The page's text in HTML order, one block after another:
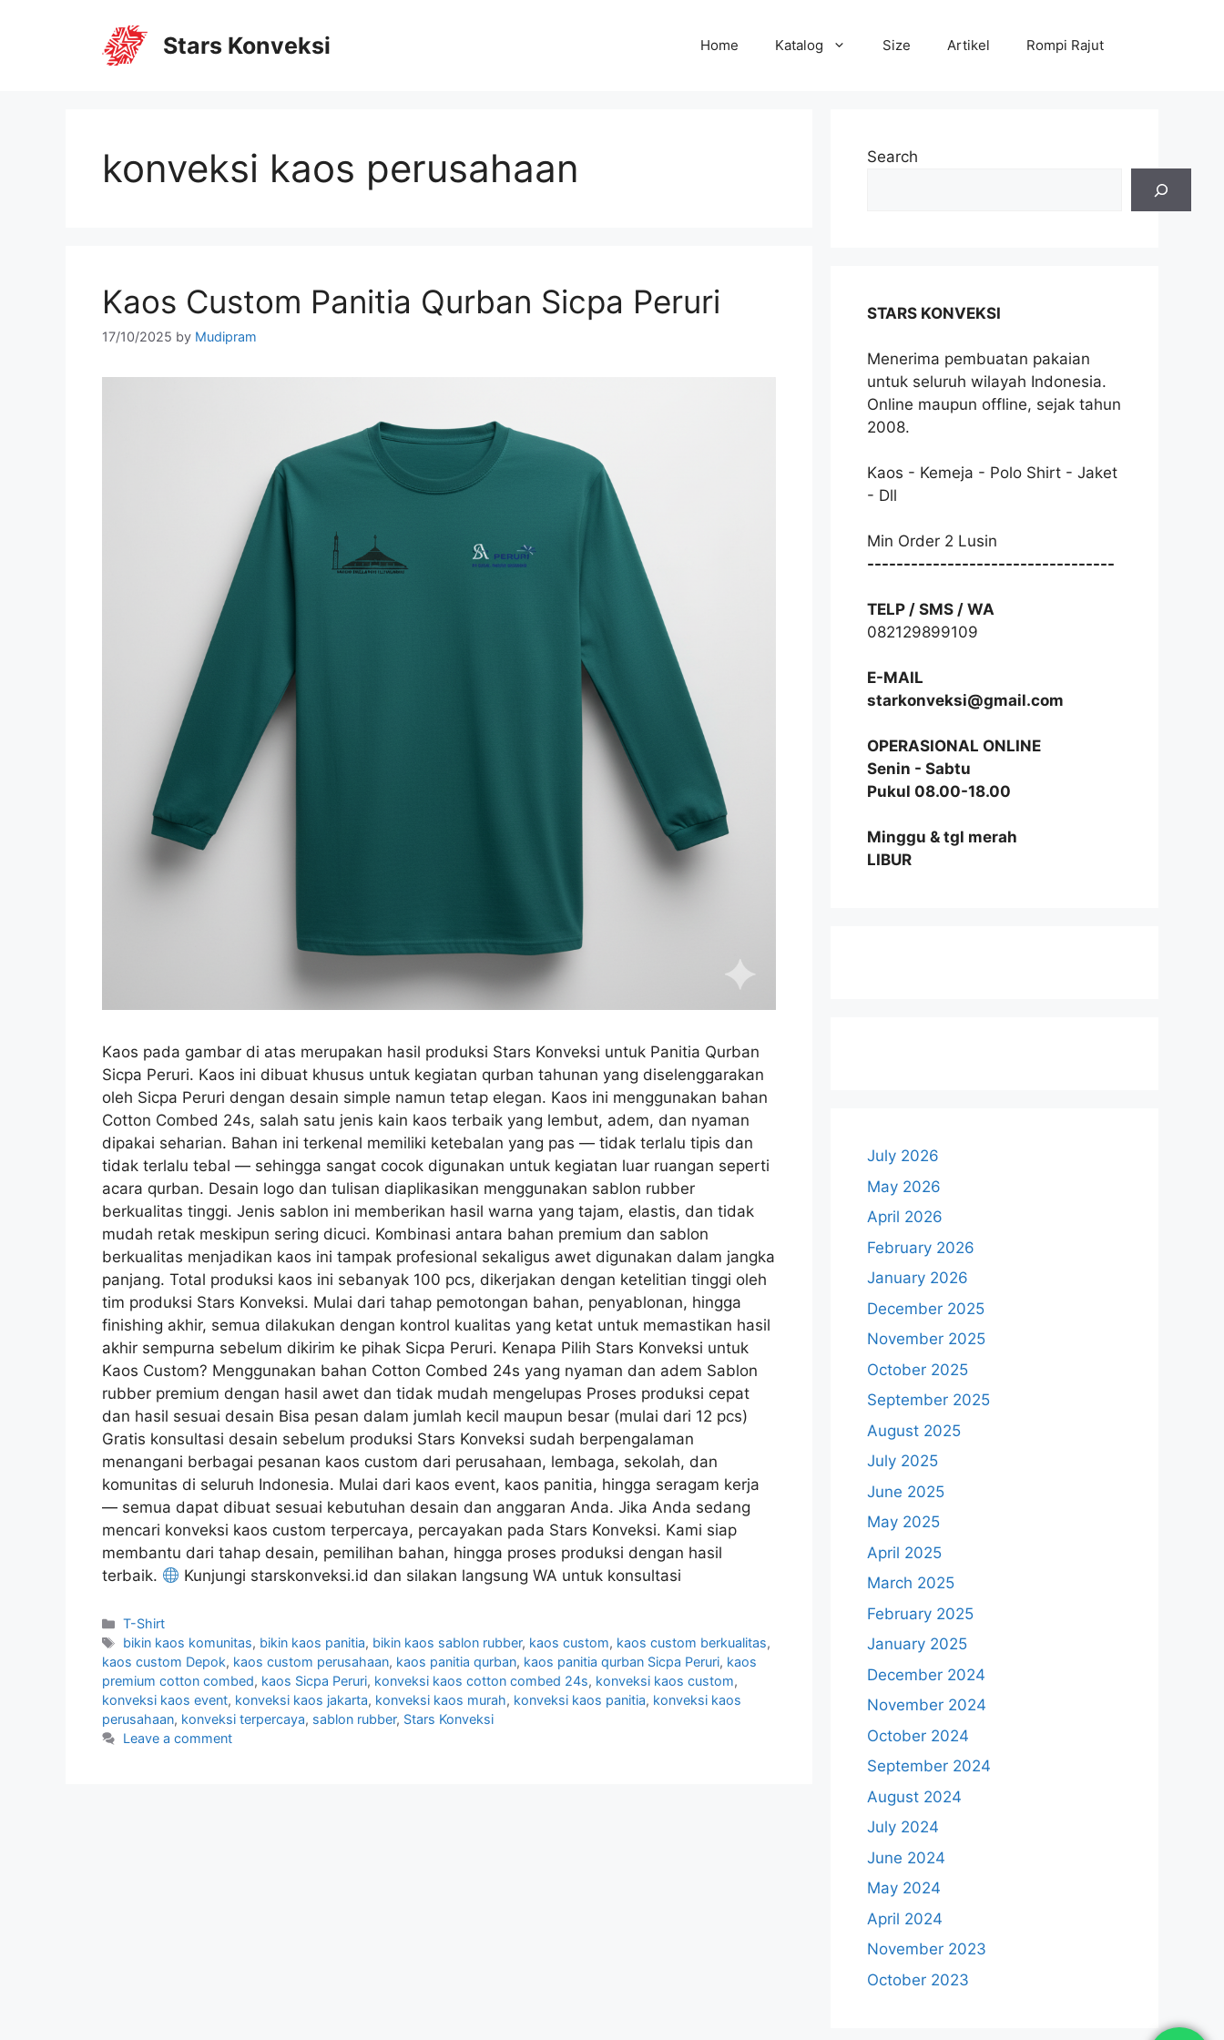
Stars Konveksi Home Katalog Size Artikel Rompi Rajut
konveksi kaos perusahaan
Kaos Custom Panitia Qurban Sicpa Peruri
17/10/2025 by Mudipram
Kaos pada gambar di atas merupakan hasil produksi Stars Konveksi untuk Panitia Qurban
Sicpa Peruri. Kaos ini dibuat khusus untuk kegiatan qurban tahunan yang diselenggarakan
oleh Sicpa Peruri dengan desain simple namun tetap elegan. Kaos ini menggunakan bahan
Cotton Combed 24s, salah satu jenis kain kaos terbaik yang lembut, adem, dan nyaman
dipakai seharian. Bahan ini terkenal memiliki ketebalan yang pas — tidak terlalu tipis dan
tidak terlalu tebal — sehingga sangat cocok digunakan untuk kegiatan luar ruangan seperti
acara qurban. Desain logo dan tulisan diaplikasikan menggunakan sablon rubber
berkualitas tinggi. Jenis sablon ini memberikan hasil warna yang tajam, elastis, dan tidak
mudah retak meskipun sering dicuci. Kombinasi antara bahan premium dan sablon
berkualitas menjadikan kaos ini tampak profesional sekaligus awet digunakan dalam jangka
panjang. Total produksi kaos ini sebanyak 100 pcs, dikerjakan dengan ketelitian tinggi oleh
tim produksi Stars Konveksi. Mulai dari tahap pemotongan bahan, penyablonan, hingga
finishing akhir, semua dilakukan dengan kontrol kualitas yang ketat untuk memastikan hasil
akhir sempurna sebelum dikirim ke pihak Sicpa Peruri. Kenapa Pilih Stars Konveksi untuk
Kaos Custom? Menggunakan bahan Cotton Combed 24s yang nyaman dan adem Sablon
rubber premium dengan hasil awet dan tidak mudah mengelupas Proses produksi cepat
dan hasil sesuai desain Bisa pesan dalam jumlah kecil maupun besar (mulai dari 12 pcs)
Gratis konsultasi desain sebelum produksi Stars Konveksi sudah berpengalaman
menangani berbagai pesanan kaos custom dari perusahaan, lembaga, sekolah, dan
komunitas di seluruh Indonesia. Mulai dari kaos event, kaos panitia, hingga seragam kerja
— semua dapat dibuat sesuai kebutuhan desain dan anggaran Anda. Jika Anda sedang
mencari konveksi kaos custom terpercaya, percayakan pada Stars Konveksi. Kami siap
membantu dari tahap desain, pemilihan bahan, hingga proses produksi dengan hasil
terbaik.
Kunjungi starskonveksi.id dan silakan langsung WA untuk konsultasi
T-Shirt
bikin kaos komunitas, bikin kaos panitia, bikin kaos sablon rubber, kaos custom, kaos custom berkualitas,
kaos custom Depok, kaos custom perusahaan, kaos panitia qurban, kaos panitia qurban Sicpa Peruri, kaos
premium cotton combed, kaos Sicpa Peruri, konveksi kaos cotton combed 24s, konveksi kaos custom,
konveksi kaos event, konveksi kaos jakarta, konveksi kaos murah, konveksi kaos panitia, konveksi kaos
perusahaan, konveksi terpercaya, sablon rubber, Stars Konveksi
Leave a comment
Search
STARS KONVEKSI
Menerima pembuatan pakaian
untuk seluruh wilayah Indonesia.
Online maupun offline, sejak tahun
2008.
Kaos - Kemeja - Polo Shirt - Jaket
- Dll
Min Order 2 Lusin
----------------------------------
TELP / SMS / WA
082129899109
E-MAIL
starkonveksi@gmail.com
OPERASIONAL ONLINE
Senin - Sabtu
Pukul 08.00-18.00
Minggu & tgl merah
LIBUR
July 2026
May 2026
April 2026
February 2026
January 2026
December 2025
November 2025
October 2025
September 2025
August 2025
July 2025
June 2025
May 2025
April 2025
March 2025
February 2025
January 2025
December 2024
November 2024
October 2024
September 2024
August 2024
July 2024
June 2024
May 2024
April 2024
November 2023
October 2023